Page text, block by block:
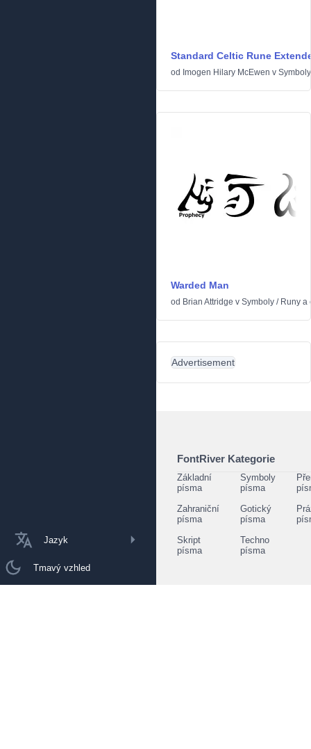
Jazyk
Tmavý vzhled
Standard Celtic Rune
od Imogen Hilary McEwen v Symboly
Warded Man
od Brian Attridge v Symboly / Runy a
Advertisement
FontRiver Kategorie
Základní
písma
Symboly
písma
Zahraniční
písma
Gotický
písma
Skript
písma
Techno
písma